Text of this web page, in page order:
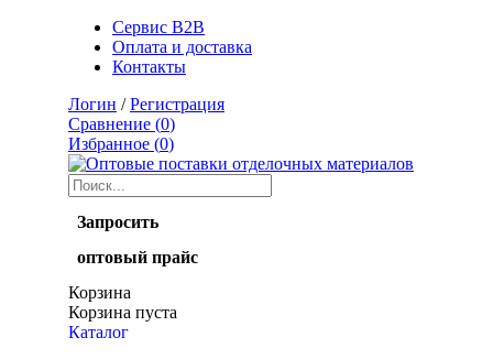
Сервис B2B
Оплата и доставка
Контакты
Логин /Регистрация
Сравнение (0)
Избранное (0)
Запросить
оптовый прайс
Корзина
Корзина пуста
Каталог